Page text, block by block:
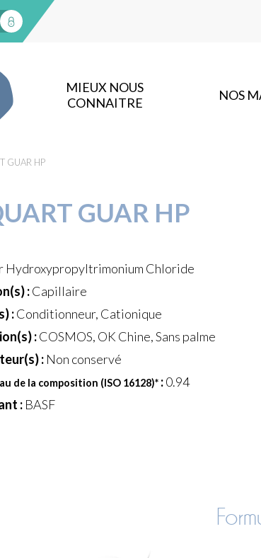
MIEUX NOUS
CONNAITRE
NOS
GUAR HP
GUAR HP
Hydroxypropyltrimonium Chloride
:Capillaire
:Conditionneur, Cationique
:COSMOS, OK Chine, Sans palme
:Non conservé
de la composition (ISO 16128)*:0.94
:BASF